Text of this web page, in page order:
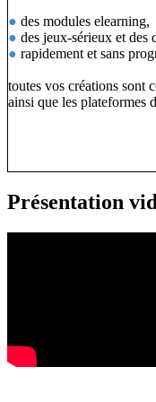
● des modules elearning,
● des jeux-sérieux et des
● rapidement et sans
toutes vos créations sont
ainsi que les plateformes
Présentation